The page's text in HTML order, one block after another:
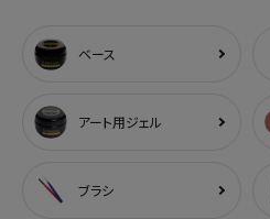
ベース
アート用ジェル
ブラシ